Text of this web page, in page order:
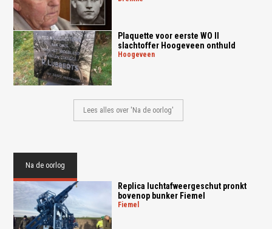
Plaquette voor eerste WO II
slachtoffer Hoogeveen onthuld
hoogeveen
Lees alles over 'Na de oorlog'
Na de oorlog
Replica luchtafweergeschut pronkt
bovenop bunker Fiemel
fiemel